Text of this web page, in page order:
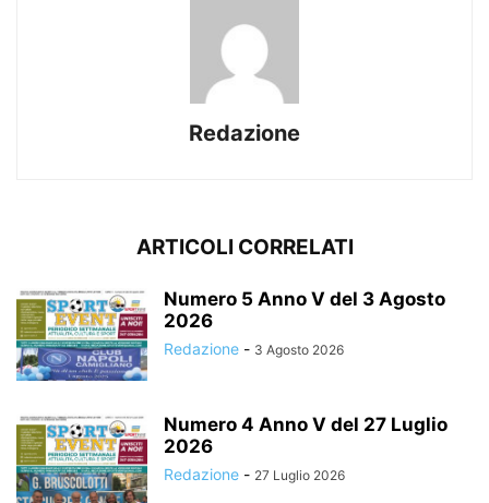
Redazione
ARTICOLI CORRELATI
Numero 5 Anno V del 3 Agosto
2026
Redazione - 3 Agosto 2026
Numero 4 Anno V del 27 Luglio
2026
Redazione - 27 Luglio 2026